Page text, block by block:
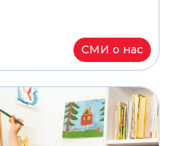
СМИ о нас